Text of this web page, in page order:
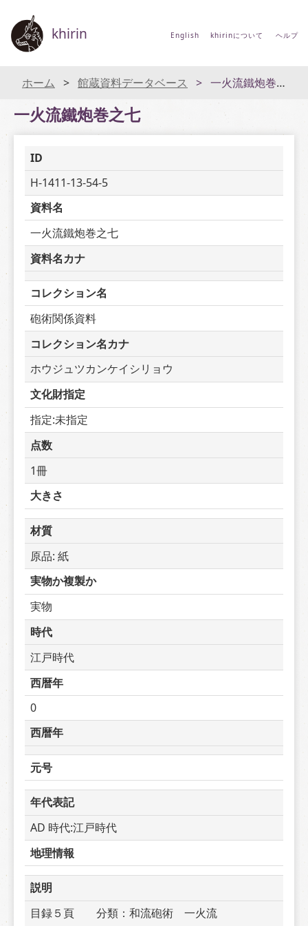
khirin English khirinについて ヘルプ
ホーム 館蔵資料データベース 一火流鐵炮巻之七
一火流鐵炮巻之七
ID
H-1411-13-54-5
資料名
一火流鐵炮巻之七
資料名カナ
コレクション名
砲術関係資料
コレクション名カナ
ホウジュツカンケイシリョウ
文化財指定
指定:未指定
点数
1冊
大きさ
材質
原品: 紙
実物か複製か
実物
時代
江戸時代
西暦年
0
西暦年
元号
年代表記
AD 時代:江戸時代
地理情報
説明
目録５頁　　分類：和流砲術　一火流